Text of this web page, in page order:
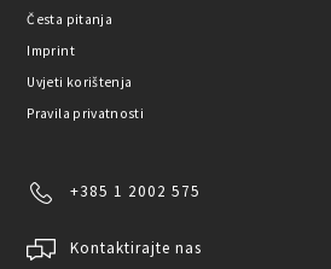
Česta pitanja
Imprint
Uvjeti korištenja
Pravila privatnosti
+385 1 2002 575
Kontaktirajte nas